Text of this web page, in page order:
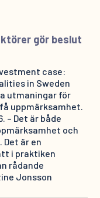
gör beslut
case:
in Sweden
utmaningar för
uppmärksamhet.
– Det är både
och
Det är en
i praktiken
rådande
Jonsson